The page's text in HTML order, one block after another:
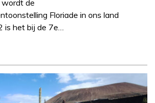
wordt de
Floriade in ons land
is het bij de 7e…